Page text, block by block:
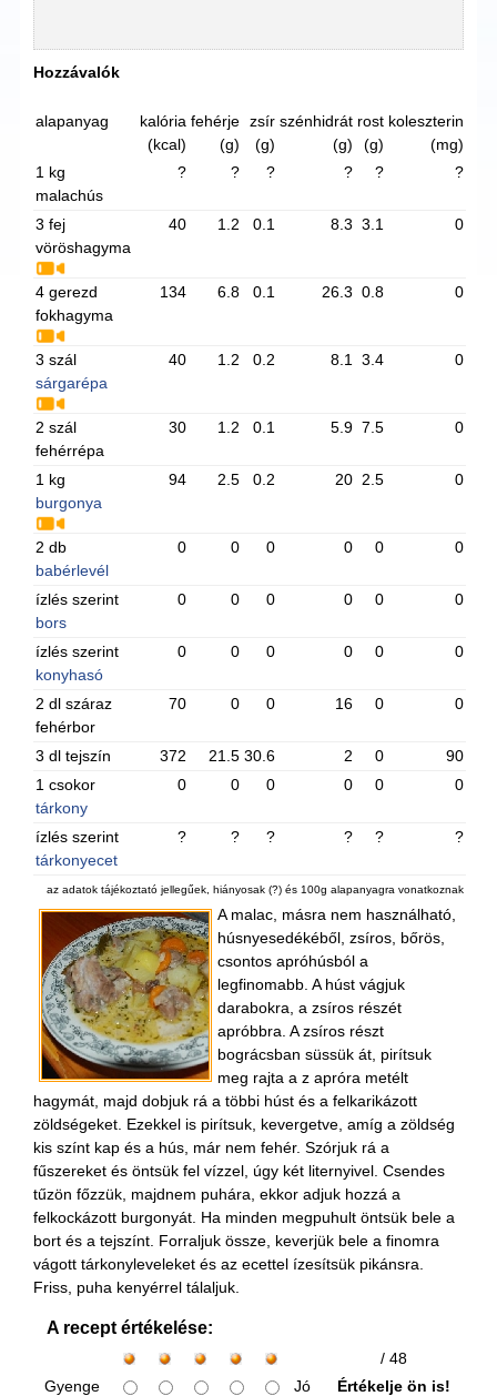
Hozzávalók
alapanyag
kalória
(kcal)
fehérje
(g)
zsír
(g)
szénhidrát
(g)
rost
(g)
koleszterin
(mg)
1 kg
malachús
? ? ? ? ? ?
3 fej
vöröshagyma
40 1.2 0.1 8.3 3.1 0
4 gerezd
fokhagyma
134 6.8 0.1 26.3 0.8 0
3 szál
sárgarépa
40 1.2 0.2 8.1 3.4 0
2 szál
fehérrépa
30 1.2 0.1 5.9 7.5 0
1 kg
burgonya
94 2.5 0.2 20 2.5 0
2 db
babérlevél
0 0 0 0 0 0
ízlés szerint
bors
0 0 0 0 0 0
ízlés szerint
konyhasó
0 0 0 0 0 0
2 dl száraz
fehérbor
70 0 0 16 0 0
3 dl tejszín 372 21.5 30.6 2 0
90
1 csokor
tárkony
0 0 0 0 0 0
ízlés szerint
tárkonyecet
? ? ? ? ? ?
az adatok tájékoztató jellegűek, hiányosak (?) és 100g alapanyagra vonatkoznak
A malac, másra nem használható,
húsnyesedékéből, zsíros, bőrös,
csontos apróhúsból a
legfinomabb. A húst vágjuk
darabokra, a zsíros részét
apróbbra. A zsíros részt
bográcsban süssük át, pirítsuk
meg rajta a z apróra metélt
hagymát, majd dobjuk rá a többi húst és a felkarikázott
zöldségeket. Ezekkel is pirítsuk, kevergetve, amíg a zöldség
kis színt kap és a hús, már nem fehér. Szórjuk rá a
fűszereket és öntsük fel vízzel, úgy két liternyivel. Csendes
tűzön főzzük, majdnem puhára, ekkor adjuk hozzá a
felkockázott burgonyát. Ha minden megpuhult öntsük bele a
bort és a tejszínt. Forraljuk össze, keverjük bele a finomra
vágott tárkonyleveleket és az ecettel ízesítsük pikánsra.
Friss, puha kenyérrel tálaljuk.
A recept értékelése:
/ 48
Gyenge
Jó Értékelje ön is!